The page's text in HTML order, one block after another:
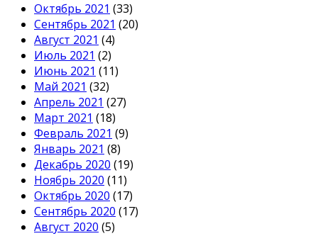
Октябрь 2021 (33)
Сентябрь 2021 (20)
Август 2021 (4)
Июль 2021 (2)
Июнь 2021 (11)
Май 2021 (32)
Апрель 2021 (27)
Март 2021 (18)
Февраль 2021 (9)
Январь 2021 (8)
Декабрь 2020 (19)
Ноябрь 2020 (11)
Октябрь 2020 (17)
Сентябрь 2020 (17)
Август 2020 (5)